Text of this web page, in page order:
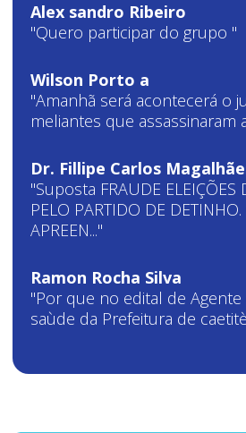
Alex sandro Ribeiro
"Quero participar do grupo "
Wilson Porto a
"Amanhã será acontecerá o
meliantes que assassinaram
Dr. Fillipe Carlos
"Suposta FRAUDE ELEIÇÕES
PELO PARTIDO DE
APREEN..."
Ramon Rocha Silva
"Por que no edital de
saùde da Prefeitura de